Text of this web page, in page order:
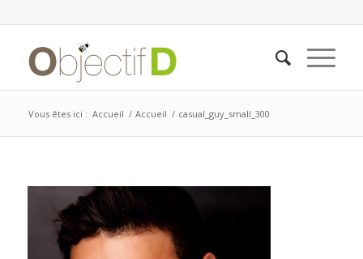
Vous êtes ici : Accueil / Accueil / casual_guy_small_300